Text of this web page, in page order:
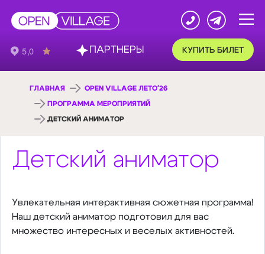
КУПИТЬ БИЛЕТ
ГЛАВНАЯ OPEN VILLAGE ЛЕТО'26
ПРОГРАММА МЕРОПРИЯТИЙ
ДЕТСКИЙ АНИМАТОР
Детский аниматор
Увлекательная интерактивная сюжетная программа!
Наш детский аниматор подготовил для вас
множество интересных и веселых активностей.